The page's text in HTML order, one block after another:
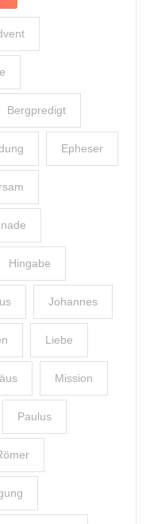
Bergpredigt
Epheser
Hingabe
Johannes
Liebe
Mission
Paulus